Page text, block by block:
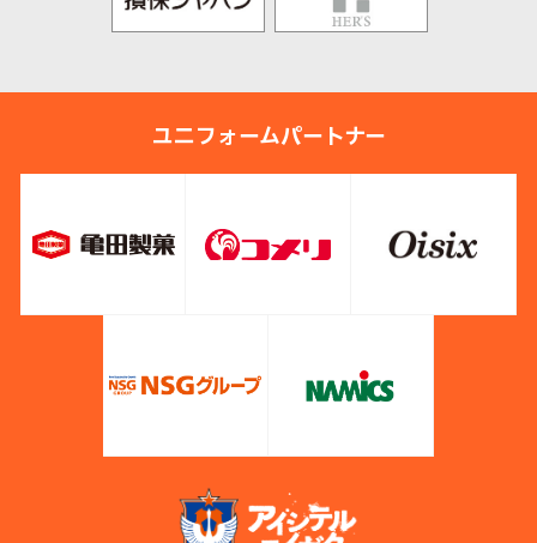
ユニフォームパートナー